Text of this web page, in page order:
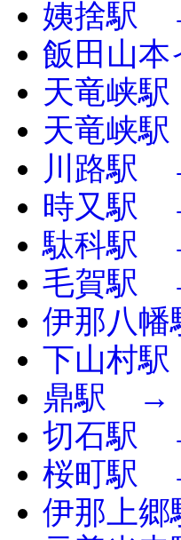
姨捨駅
飯田山
天竜峡
天竜峡
川路駅
時又駅
駄科駅
毛賀駅
伊那八
下山村
鼎駅 →
切石駅
桜町駅
伊那上